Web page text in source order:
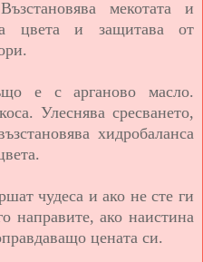
мекотата и
цвета и защитава от
е с арганово масло.
Улеснява сресването,
хидробаланса
чудеса и ако не сте ги
направите, ако наистина
цената си.